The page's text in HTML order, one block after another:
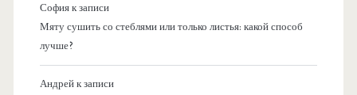
Софияк записи
Мяту сушить со стеблями или только листья: какой способ
лучше?
Андрейк записи